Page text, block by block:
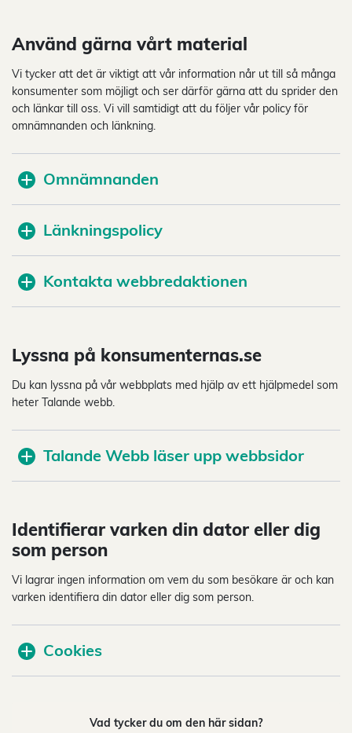
Använd gärna vårt material
Vi tycker att det är viktigt att vår information når ut till så många
konsumenter som möjligt och ser därför gärna att du sprider den
och länkar till oss. Vi vill samtidigt att du följer vår policy för
omnämnanden och länkning.
Omnämnanden
Länkningspolicy
Kontakta webbredaktionen
Lyssna på konsumenternas.se
Du kan lyssna på vår webbplats med hjälp av ett hjälpmedel som
heter Talande webb.
Talande Webb läser upp webbsidor
Identifierar varken din dator eller dig
som person
Vi lagrar ingen information om vem du som besökare är och kan
varken identifiera din dator eller dig som person.
Cookies
Vad tycker du om den här sidan?